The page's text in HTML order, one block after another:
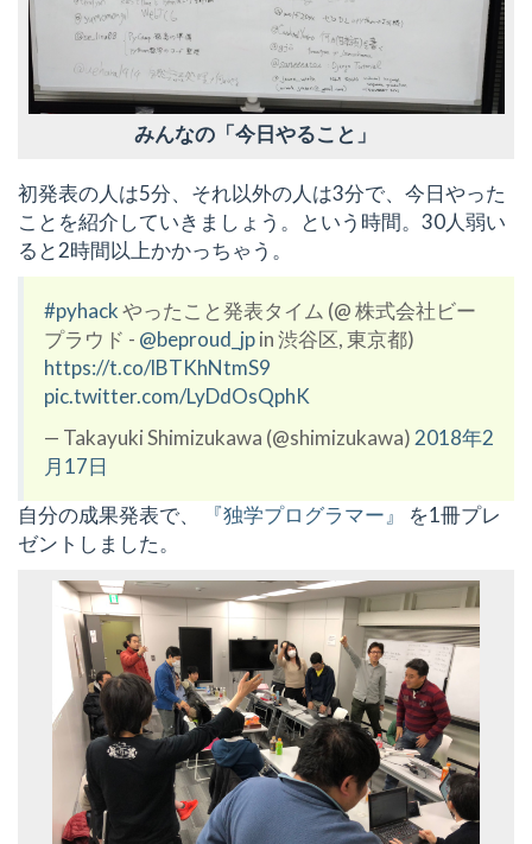
みんなの「今日やること」
初発表の人は5分、それ以外の人は3分で、今日やった
ことを紹介していきましょう。という時間。30人弱い
ると2時間以上かかっちゃう。
#pyhackやったこと発表タイム (@ 株式会社ビー
プラウド - @beproud_jpin 渋谷区, 東京都)
https://t.co/lBTKhNtmS9
pic.twitter.com/LyDdOsQphK
— Takayuki Shimizukawa (@shimizukawa) 2018年2
月17日
自分の成果発表で、
『独学プログラマー』
を1冊プレ
ゼントしました。